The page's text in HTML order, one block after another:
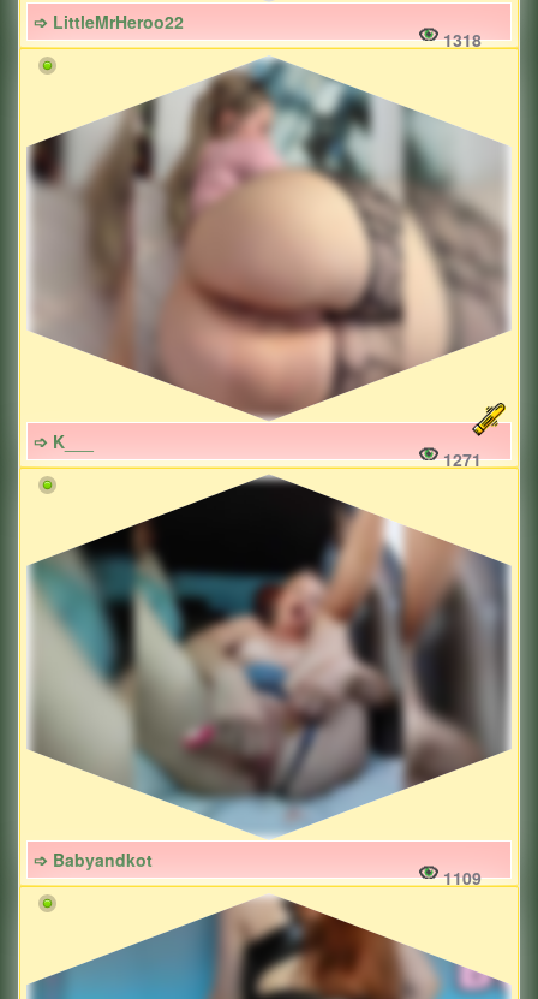
➩ LittleMrHeroo22
1318
➩ K___
1271
➩ Babyandkot
1109